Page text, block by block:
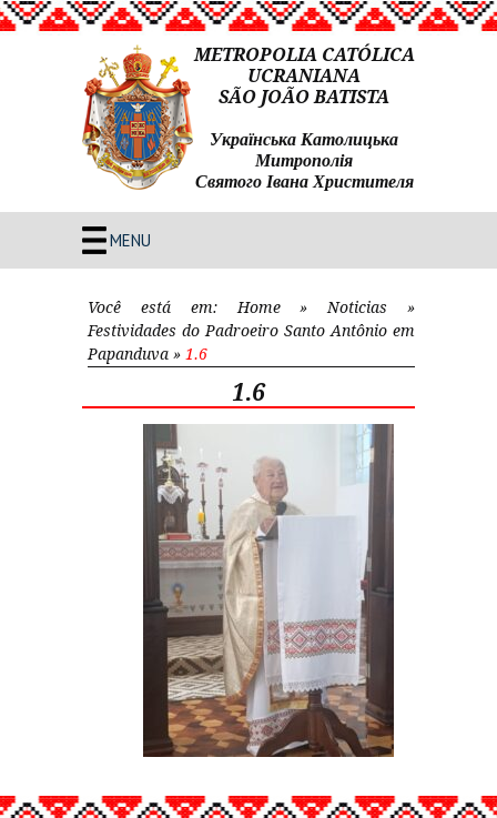
METROPOLIA CATÓLICA
UCRANIANA
SÃO JOÃO BATISTA
Українська Католицька
Митрополія
Святого Івана Христителя
MENU
Você está em: Home» Noticias »
Festividades do Padroeiro Santo Antônio em
Papanduva » 1.6
1.6